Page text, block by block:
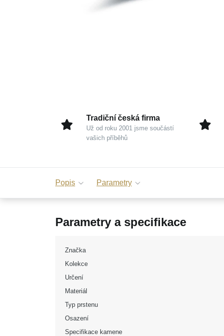
Tradiční česká firma
Už od roku 2001 jsme součástí
vašich příběhů
Popis Parametry
Parametry a specifikace
Značka
Kolekce
Určení
Materiál
Typ prstenu
Osazení
Specifikace kamene